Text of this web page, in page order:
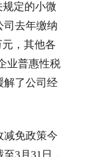
定的小微
司去年缴纳
，其他各
业普惠性税
解了公司经
免政策今
3月31日，